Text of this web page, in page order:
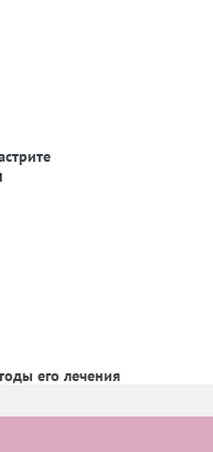
его лечения